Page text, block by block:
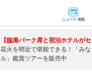
ニュース･連載
【臨港パーク席と宿泊ホテルがセ
花火を間近で堪能できる！「み
ル」鑑賞ツアーを販売中